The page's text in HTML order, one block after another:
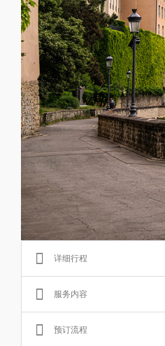
详细行程
服务内容
预订流程